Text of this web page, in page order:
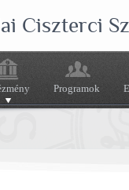
Ciszterci
Programok